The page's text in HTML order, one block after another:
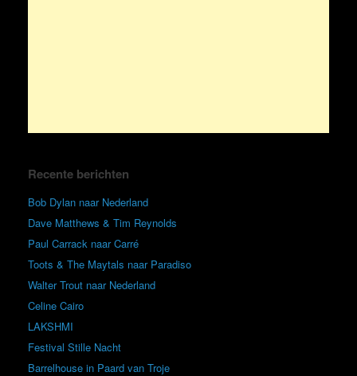
Recente berichten
Bob Dylan naar Nederland
Dave Matthews & Tim Reynolds
Paul Carrack naar Carré
Toots & The Maytals naar Paradiso
Walter Trout naar Nederland
Celine Cairo
LAKSHMI
Festival Stille Nacht
Barrelhouse in Paard van Troje